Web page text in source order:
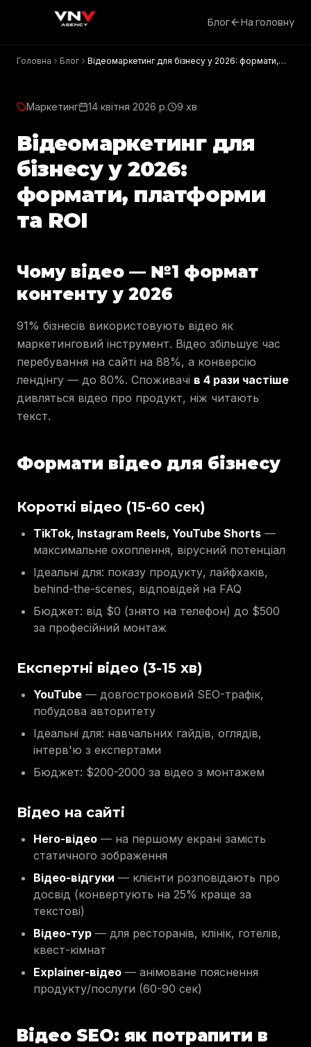
Блог На головну
Головна Блог
Відеомаркетинг для бізнесу у 2026: формати,
Маркетинг 14 квітня 2026 р. 9 хв
Відеомаркетинг для
бізнесу у 2026:
формати, платформи
та ROI
Чому відео — №1 формат
контенту у 2026
91% бізнесів використовують відео як
маркетинговий інструмент. Відео збільшує час
перебування на сайті на 88%, а конверсію
лендінгу — до 80%. Споживачі в 4 рази частіше
дивляться відео про продукт, ніж читають
текст.
Формати відео для бізнесу
Короткі відео (15-60 сек)
TikTok, Instagram Reels, YouTube Shorts —
максимальне охоплення, вірусний потенціал
Ідеальні для: показу продукту, лайфхаків,
behind-the-scenes, відповідей на FAQ
Бюджет: від $0 (знято на телефон) до $500
за професійний монтаж
Експертні відео (3-15 хв)
YouTube — довгостроковий SEO-трафік,
побудова авторитету
Ідеальні для: навчальних гайдів, оглядів,
інтерв'ю з експертами
Бюджет: $200-2000 за відео з монтажем
Відео на сайті
Hero-відео — на першому екрані замість
статичного зображення
Відео-відгуки — клієнти розповідають про
досвід (конвертують на 25% краще за
текстові)
Відео-тур — для ресторанів, клінік, готелів,
квест-кімнат
Explainer-відео — анімоване пояснення
продукту/послуги (60-90 сек)
Відео SEO: як потрапити в